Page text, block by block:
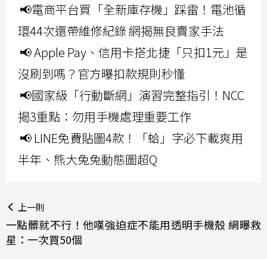
📢電商平台買「全新庫存機」踩雷！電池循
環44次還帶維修紀錄 網揭無良賣家手法
📢 Apple Pay、信用卡搭北捷「只扣1元」是
沒刷到嗎？官方曝扣款規則秒懂
📢國家級「行動斷網」演習完整指引！NCC
揭3重點：勿用手機處理重要工作
📢 LINE免費貼圖4款！「蛤」字必下載爽用
半年、熊大兔兔動態圖超Q
上一則
一點髒就不行！他嘆強迫症不能用透明手機殼 網曝救
星：一次買50個